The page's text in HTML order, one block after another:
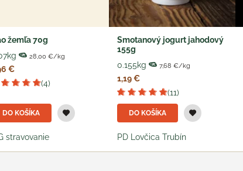
žemľa 70g
28,00 €/kg
€
(4)
DO KOŠÍKA
stravovanie
Smotanový jogurt jahodový
155g
0.155kg
7,68 €/kg
1,19 €
(11)
DO KOŠÍKA
PD Lovčica Trubín